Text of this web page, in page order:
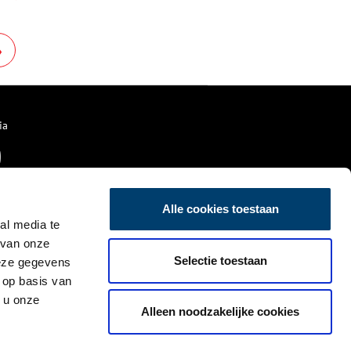
media te
onze
gegevens
basis van
u onze
Alle cookies toestaan
Selectie toestaan
Alleen noodzakelijke cookies